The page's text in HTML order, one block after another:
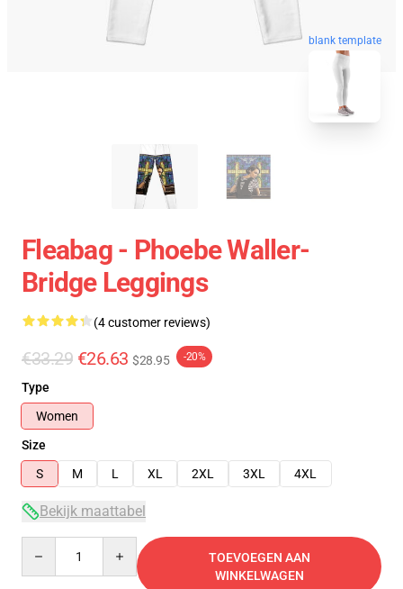
blank template
Fleabag - Phoebe Waller-
Bridge Leggings
(4 customer reviews)
€33.29 €26.63 $28.95 -20%
Type
Women
Size
S
M L XL 2XL 3XL 4XL
Bekijk maattabel
TOEVOEGEN AAN
WINKELWAGEN